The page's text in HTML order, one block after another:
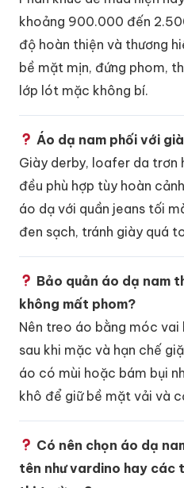
khoảng 900.000 đến
độ hoàn thiện và thương
bề mặt mịn, đứng phom,
lớp lót mặc không bí.
Áo dạ nam phối với
Giày derby, loafer da trơn
đều phù hợp tùy hoàn
áo dạ với quần jeans tối
đen sạch, tránh giày quá
Bảo quản áo dạ nam
không mất phom?
Nên treo áo bằng móc vai
sau khi mặc và hạn chế
áo có mùi hoặc bám bụi
khô để giữ bề mặt vải và
Có nên chọn áo dạ
tên như vardino hay các